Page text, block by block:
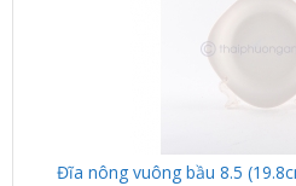
Đĩa nông vuông bầu 8.5